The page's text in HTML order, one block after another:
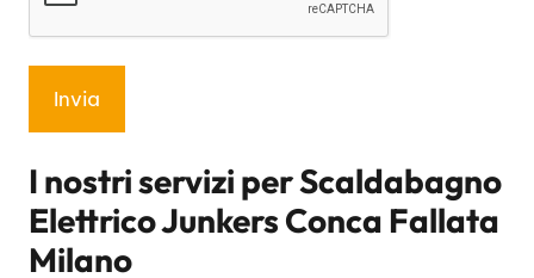
I nostri servizi perScaldabagno
Elettrico Junkers Conca Fallata
Milano